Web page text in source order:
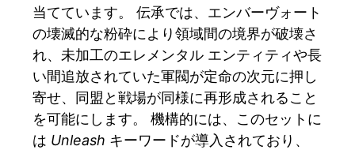
当てています。 伝承では、エンバーヴォート
の壊滅的な粉砕により領域間の境界が破壊さ
れ、未加工のエレメンタル エンティティや長
い間追放されていた軍閥が定命の次元に押し
寄せ、同盟と戦場が同様に再形成されること
を可能にします。 機構的には、このセットに
は Unleash キーワードが導入されており、